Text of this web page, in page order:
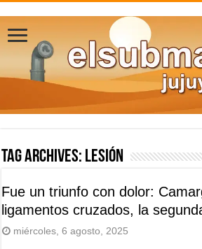
Tag Archives: lesión
Fue un triunfo con dolor:
ligamentos cruzados, la
miércoles, 6 agosto, 2025